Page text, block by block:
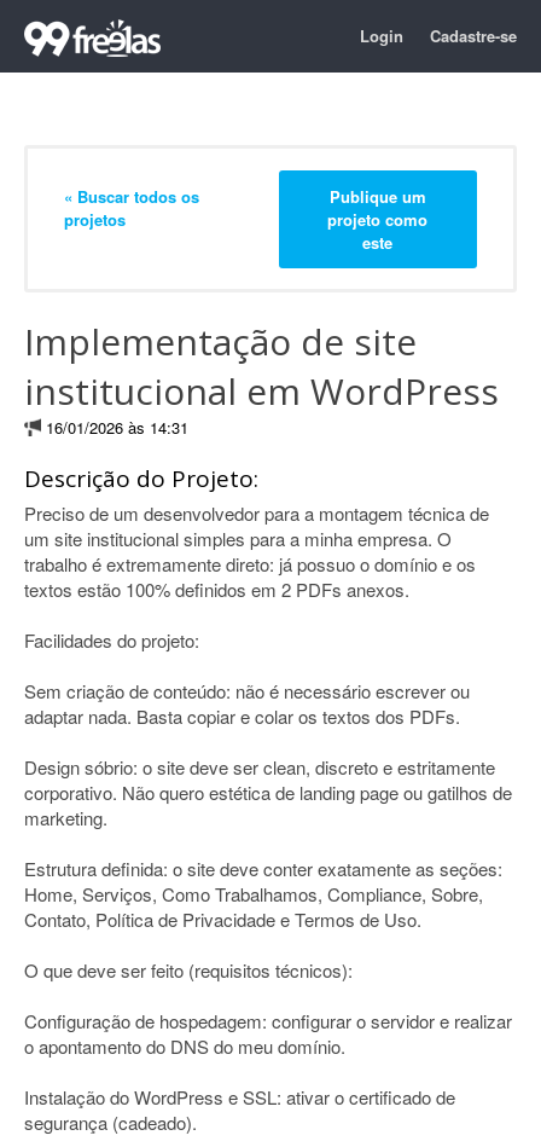
Login Cadastre-se
« Buscar todos os
projetos
Publique um
projeto como
este
Implementação de site
institucional em WordPress
16/01/2026 às 14:31
Descrição do Projeto:
Preciso de um desenvolvedor para a montagem técnica de
um site institucional simples para a minha empresa. O
trabalho é extremamente direto: já possuo o domínio e os
textos estão 100% definidos em 2 PDFs anexos.
Facilidades do projeto:
Sem criação de conteúdo: não é necessário escrever ou
adaptar nada. Basta copiar e colar os textos dos PDFs.
Design sóbrio: o site deve ser clean, discreto e estritamente
corporativo. Não quero estética de landing page ou gatilhos de
marketing.
Estrutura definida: o site deve conter exatamente as seções:
Home, Serviços, Como Trabalhamos, Compliance, Sobre,
Contato, Política de Privacidade e Termos de Uso.
O que deve ser feito (requisitos técnicos):
Configuração de hospedagem: configurar o servidor e realizar
o apontamento do DNS do meu domínio.
Instalação do WordPress e SSL: ativar o certificado de
segurança (cadeado).